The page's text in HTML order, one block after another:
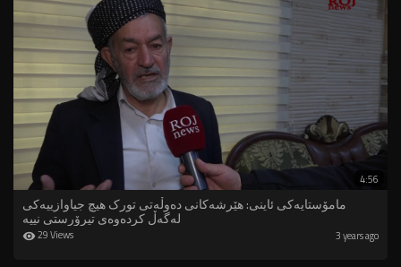
4:56
مامۆستایەکی ئاینی: هێرشەکانی دەوڵەتی تورک هیچ جیاوازییەکی
لەگەڵ کردەوەی تیرۆرستی نییە
29 Views 3 years ago